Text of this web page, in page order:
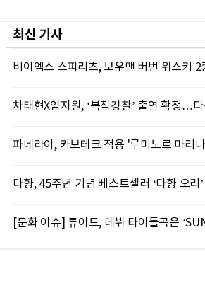
최신 기사
비이엑스 스피리츠, 보우맨 버번 위스키 2
파네라이, 카보테크 적용 '루미노르 마리